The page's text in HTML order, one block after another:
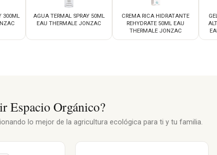
300ML
AGUA TERMAL SPRAY 50ML
EAU THERMALE JONZAC
CREMA RICA HIDRATANTE
REHYDRATE 50ML EAU
THERMALE JONZAC
Espacio Orgánico?
lo mejor de la agricultura ecológica para ti y tu familia.